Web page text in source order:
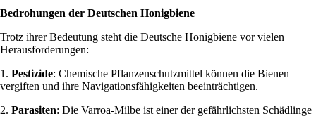
Bedrohungen der Deutschen Honigbiene
Trotz ihrer Bedeutung steht die Deutsche Honigbiene vor vielen
Herausforderungen:
1. Pestizide: Chemische Pflanzenschutzmittel können die Bienen
vergiften und ihre Navigationsfähigkeiten beeinträchtigen.
2. Parasiten: Die Varroa-Milbe ist einer der gefährlichsten Schädlinge